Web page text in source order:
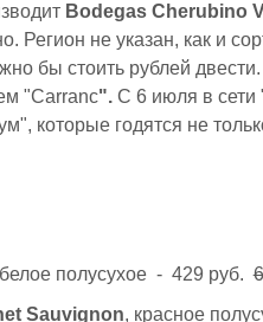
Bodegas Cherubino
Регион не указан, как и
бы стоить рублей
"Carranc".С 6 июля в сети
которые годятся не
полусухое - 429 руб.
Sauvignon, красное